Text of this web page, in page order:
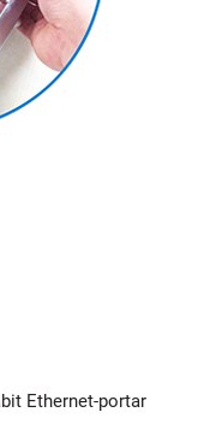
Ethernet-portar